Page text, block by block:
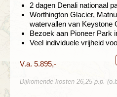
2 dagen Denali nationaal
Worthington Glacier,
watervallen van Keystone
Bezoek aan Pioneer Park
Veel individuele vrijheid
V.a. 5.895,-
Bijkomende kosten 26,25 p.p.